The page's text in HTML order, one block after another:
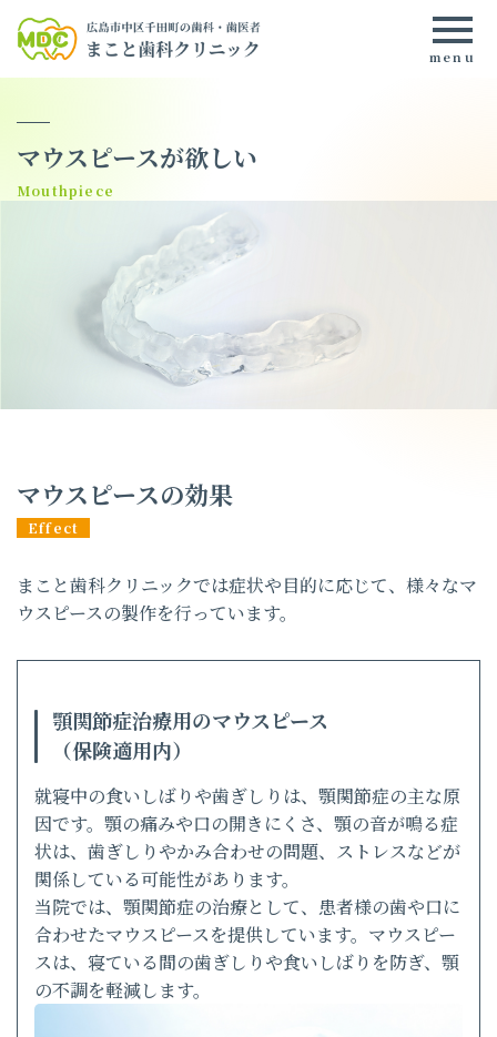
マウスピースが欲しい
マウスピースの効果
まこと歯科クリニックでは症状や目的に応じて、様々なマ
ウスピースの製作を行っています。
顎関節症治療用のマウスピース
（保険適用内）
就寝中の食いしばりや歯ぎしりは、顎関節症の主な原
因です。顎の痛みや口の開きにくさ、顎の音が鳴る症
状は、歯ぎしりやかみ合わせの問題、ストレスなどが
関係している可能性があります。
当院では、顎関節症の治療として、患者様の歯や口に
合わせたマウスピースを提供しています。マウスピー
スは、寝ている間の歯ぎしりや食いしばりを防ぎ、顎
の不調を軽減します。